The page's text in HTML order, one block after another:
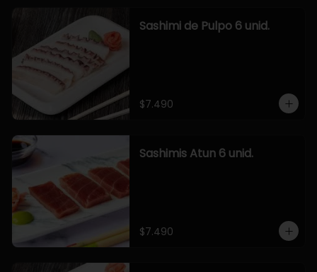
Sashimi de Pulpo 6 unid.
$7.490
Sashimis Atun 6 unid.
$7.490